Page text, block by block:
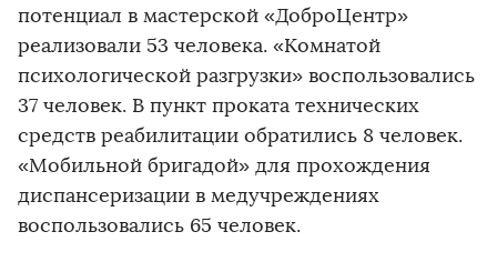
потенциал в мастерской «ДоброЦентр»
реализовали 53 человека. «Комнатой
психологической разгрузки» воспользовались
37 человек. В пункт проката технических
средств реабилитации обратились 8 человек.
«Мобильной бригадой» для прохождения
диспансеризации в медучреждениях
воспользовались 65 человек.